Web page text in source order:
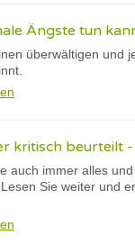
Ängste tun
überwältigen und
kritisch beurteilt
auch immer alles
Sie weiter und